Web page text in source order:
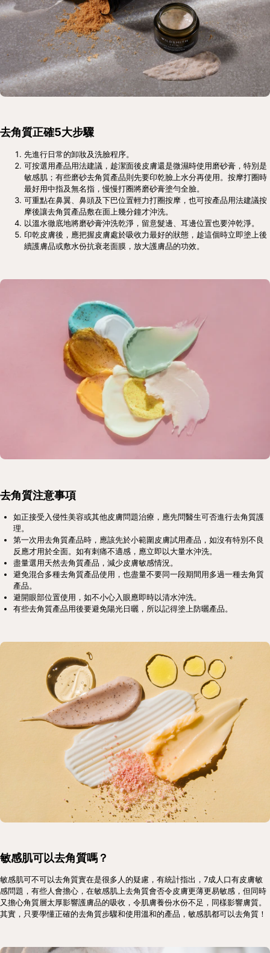
去角質正確5大步驟
先進行日常的卸妝及洗臉程序。
可按選用產品用法建議，趁潔面後皮膚還是微濕時使用磨砂膏，特別是
敏感肌；有些磨砂去角質產品則先要印乾臉上水分再使用。按摩打圈時
最好用中指及無名指，慢慢打圈將磨砂膏塗勻全臉。
可重點在鼻翼、鼻頭及下巴位置輕力打圈按摩，也可按產品用法建議按
摩後讓去角質產品敷在面上幾分鐘才沖洗。
以溫水徹底地將磨砂膏沖洗乾淨，留意髮邊、耳邊位置也要沖乾淨。
印乾皮膚後，應把握皮膚處於吸收力最好的狀態，趁這個時立即塗上後
續護膚品或敷水份抗衰老面膜，放大護膚品的功效。
去角質注意事項
如正接受入侵性美容或其他皮膚問題治療，應先問醫生可否進行去角質護
理。
第一次用去角質產品時，應該先於小範圍皮膚試用產品，如沒有特別不良
反應才用於全面。如有刺痛不適感，應立即以大量水沖洗。
盡量選用天然去角質產品，減少皮膚敏感情況。
避免混合多種去角質產品使用，也盡量不要同一段期間用多過一種去角質
產品。
避開眼部位置使用，如不小心入眼應即時以清水沖洗。
有些去角質產品用後要避免陽光日曬，所以記得塗上防曬產品。
敏感肌可以去角質嗎？
敏感肌可不可以去角質實在是很多人的疑慮，有統計指出，7成人口有皮膚敏
感問題，有些人會擔心，在敏感肌上去角質會否令皮膚更薄更易敏感，但同時
又擔心角質層太厚影響護膚品的吸收，令肌膚養份水份不足，同樣影響膚質。
其實，只要學懂正確的去角質步驟和使用溫和的產品，敏感肌都可以去角質！